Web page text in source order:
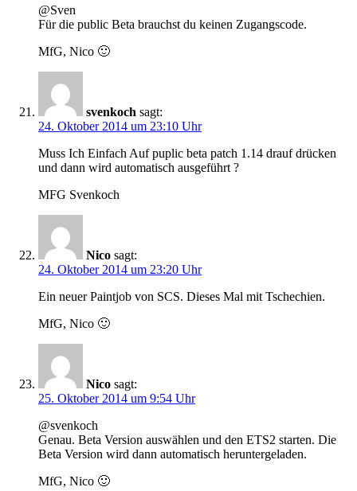
@Sven
Für die public Beta brauchst du keinen Zugangscode.
MfG, Nico 🙂
svenkoch sagt:
24. Oktober 2014 um 23:10 Uhr
Muss Ich Einfach Auf puplic beta patch 1.14 drauf drücken
und dann wird automatisch ausgeführt ?
MFG Svenkoch
Nico sagt:
24. Oktober 2014 um 23:20 Uhr
Ein neuer Paintjob von SCS. Dieses Mal mit Tschechien.
MfG, Nico 🙂
Nico sagt:
25. Oktober 2014 um 9:54 Uhr
@svenkoch
Genau. Beta Version auswählen und den ETS2 starten. Die
Beta Version wird dann automatisch heruntergeladen.
MfG, Nico 🙂